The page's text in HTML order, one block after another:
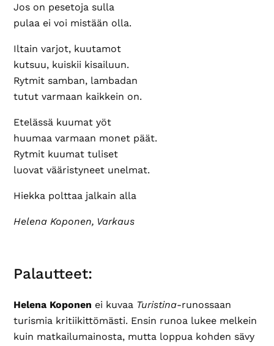
Jos on pesetoja sulla
pulaa ei voi mistään olla.
Iltain varjot, kuutamot
kutsuu, kuiskii kisailuun.
Rytmit samban, lambadan
tutut varmaan kaikkein on.
Etelässä kuumat yöt
huumaa varmaan monet päät.
Rytmit kuumat tuliset
luovat vääristyneet unelmat.
Hiekka polttaa jalkain alla
Helena Koponen, Varkaus
Palautteet:
Helena Koponen ei kuvaa Turistina-runossaan
turismia kritiikittömästi. Ensin runoa lukee melkein
kuin matkailumainosta, mutta loppua kohden sävy